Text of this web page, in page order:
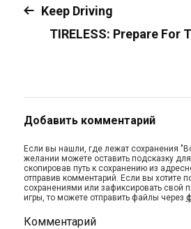
Keep Driving
TIRELESS: Prepare For
Добавить комментарий
Если вы нашли, где лежат сохранения
желании можете оставить подсказку для
скопировав путь к сохранению из
отправив комментарий. Если вы хотите
сохранениями или зафиксировать свой
игры, то можете отправить файлы через
Комментарий